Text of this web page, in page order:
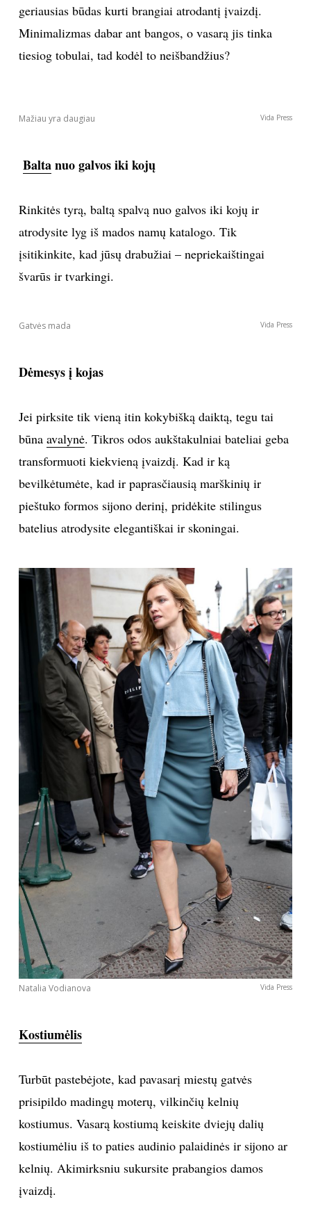
NAMAI
KONTAKTAI
PRIVATUMO POLITIKA
NAUJIENLAIŠKĮ
Prenumeruodami portalą,
Jūs sutinkate su
taisyklėmis
geriausias būdas kurti brangiai atrodantį įvaizdį.
Minimalizmas dabar ant bangos, o vasarą jis tinka
tiesiog tobulai, tad kodėl to neišbandžius?
Rinkitės tyrą, baltą spalvą nuo galvos iki kojų ir
atrodysite lyg iš mados namų katalogo. Tik
įsitikinkite, kad jūsų drabužiai – nepriekaištingai
švarūs ir tvarkingi.
Gatvės mada Vida Press
Dėmesys į kojas
Jei pirksite tik vieną itin kokybišką daiktą, tegu tai
būnaavalynė
. Tikros odos aukštakulniai bateliai geba
transformuoti kiekvieną įvaizdį. Kad ir ką
bevilkėtumėte, kad ir paprasčiausią marškinių ir
pieštuko formos sijono derinį, pridėkite stilingus
batelius atrodysite elegantiškai ir skoningai.